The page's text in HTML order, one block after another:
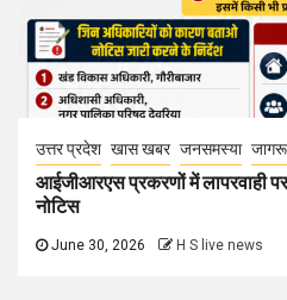
उत्तर प्रदेश खास खबर जनसमस्या
आईजीआरएस प्रकरणों में लापरवाही
नोटिस
June 30, 2026 H S live news